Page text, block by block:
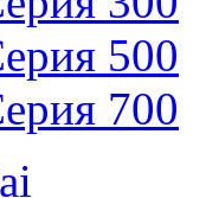
500
700